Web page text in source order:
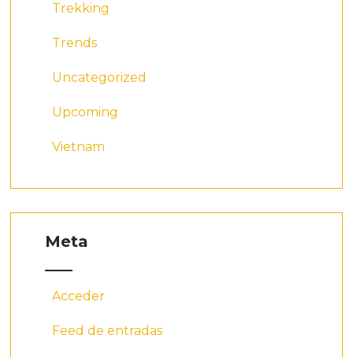
Trekking
Trends
Uncategorized
Upcoming
Vietnam
Meta
Acceder
Feed de entradas